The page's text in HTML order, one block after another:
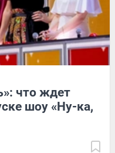
что ждет
шоу «Ну-ка,